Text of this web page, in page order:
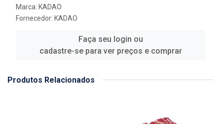
Marca: KADAO
Fornecedor: KADAO
Faça seu login ou
cadastre-se para ver preços e comprar
Produtos Relacionados